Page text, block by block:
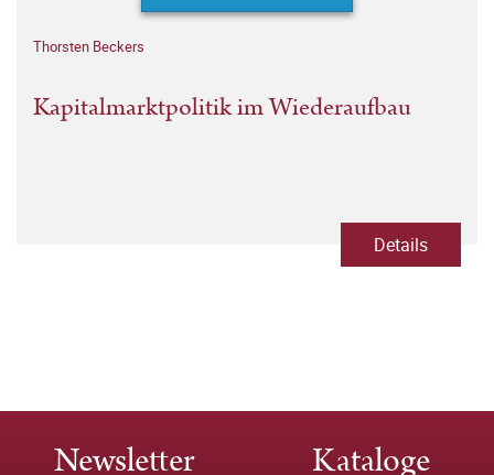
Thorsten Beckers
Kapitalmarktpolitik im Wiederaufbau
Details
Newsletter Kataloge